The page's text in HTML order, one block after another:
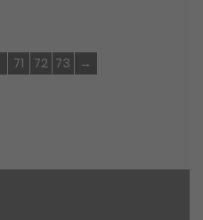
71 72 73 →